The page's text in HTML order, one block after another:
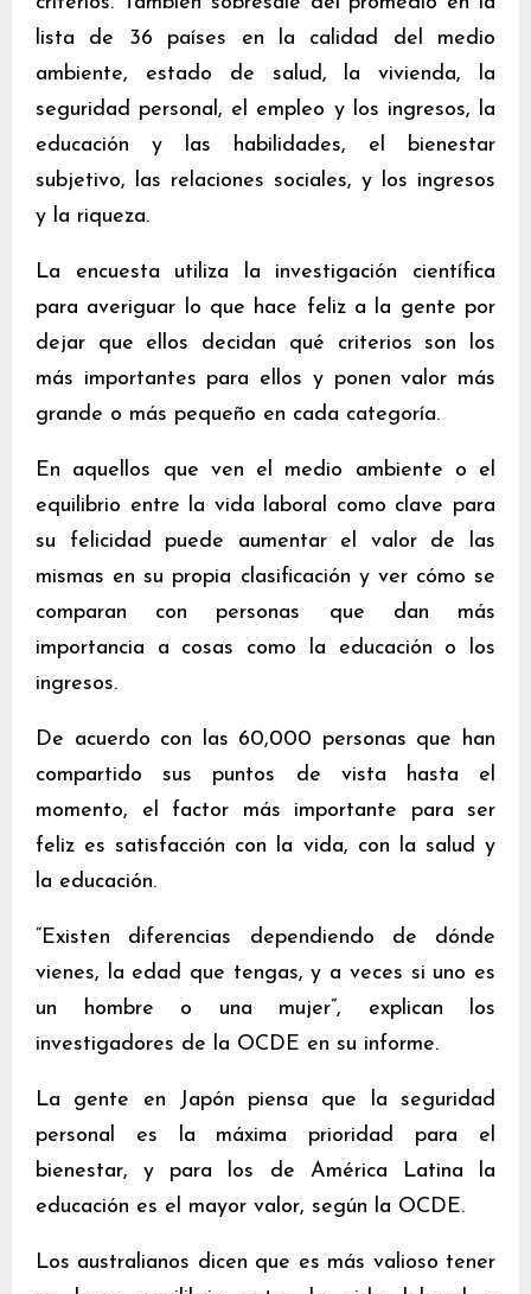
lista de 36 países en la calidad del medio
ambiente, estado de salud, la vivienda, la
seguridad personal, el empleo y los ingresos, la
educación y las habilidades, el bienestar
subjetivo, las relaciones sociales, y los ingresos
y la riqueza.
La encuesta utiliza la investigación científica
para averiguar lo que hace feliz a la gente por
dejar que ellos decidan qué criterios son los
más importantes para ellos y ponen valor más
grande o más pequeño en cada categoría.
En aquellos que ven el medio ambiente o el
equilibrio entre la vida laboral como clave para
su felicidad puede aumentar el valor de las
mismas en su propia clasificación y ver cómo se
comparan con personas que dan más
importancia a cosas como la educación o los
ingresos.
De acuerdo con las 60,000 personas que han
compartido sus puntos de vista hasta el
momento, el factor más importante para ser
feliz es satisfacción con la vida, con la salud y
la educación.
“Existen diferencias dependiendo de dónde
vienes, la edad que tengas, y a veces si uno es
un hombre o una mujer”, explican los
investigadores de la OCDE en su informe.
La gente en Japón piensa que la seguridad
personal es la máxima prioridad para el
bienestar, y para los de América Latina la
educación es el mayor valor, según la OCDE.
Los australianos dicen que es más valioso tener